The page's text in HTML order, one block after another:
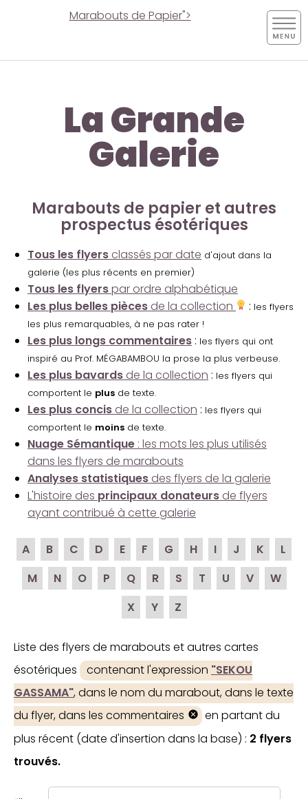
Marabouts de Papier">
La Grande
Galerie
Marabouts de papier et autres
prospectus ésotériques
Tous les flyers classés par date d'ajout dans la
galerie (les plus récents en premier)
Tous les flyerspar ordre alphabétique
Les plus belles pièces de la collection : les flyers
les plus remarquables, à ne pas rater !
Les plus longs commentaires : les flyers qui ont
inspiré au Prof. MÉGABAMBOU la prose la plus verbeuse.
Les plus bavards de la collection : les flyers qui
comportent le plus de texte.
Les plus concis de la collection : les flyers qui
comportent le moins de texte.
Nuage Sémantique : les mots les plus utilisés
dans les flyers de marabouts
Analyses statistiques des flyers de la galerie
L'histoire des principaux donateurs de flyers
ayant contribué à cette galerie
A B C D E F G H I J K
L
M
N O P Q R S T U V
W
X
Y Z
Liste des flyers de marabouts et autres cartes
ésotériques
contenant l'expression "SEKOU
GASSAMA", dans le nom du marabout, dans le texte
du flyer, dans les commentaires
en partant du
plus récent (date d'insertion dans la base) : 2 flyers
trouvés.